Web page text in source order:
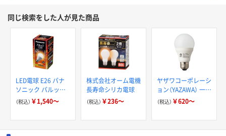
同じ検索をした人が見た商品
LED電球 E26 パナ
ソニック パルック
プレミア 広配光
Ra84 LDA
（税込） ￥1,540～
株式会社オーム電機
長寿命シリカ電球
（税込） ￥236～
ヤザワコーポレーシ
ョン（YAZAWA） 一般
電球形 蓄光LED電
（税込） ￥620～